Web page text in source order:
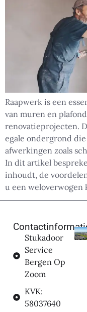
Raapwerk is een
van muren en
renovatieprojecten.
egale ondergrond
afwerkingen zoals
In dit artikel
inhoudt, de
u een weloverwogen
Stukadoor
Service
Bergen Op
Zoom
KVK:
58037640